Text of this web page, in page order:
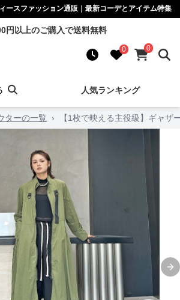
ースファッション通販｜最新コーデとアイテム特集
円以上のご購入で送料無料
0 0
人気ランキング
ターの一覧 › 【1枚で映える主役級】ギャ